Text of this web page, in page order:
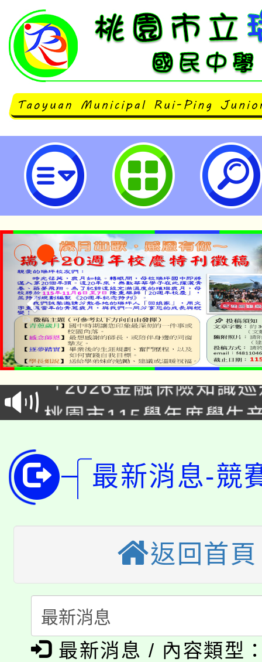
「2026世界機關王市賽」-桃園市
公告本校115學年度第
代理(課)教師甄選結果(
「2026金融保險知識
車」活動
桃園市115學年度學生
代理(課)教師甄選結果(
公告本校115學年度第
代理(課)教師甄選結果(
轉知中國文化大學推廣
《TA101》溝通分析基
程，歡迎學生輔導中心
心理、諮商輔導、社會
系所師生報名參加。
轉知苗栗縣政府辦理
縣市「校園短影音徵
門員」簡章及活動海報
踴躍報名參加。
桃園市115學年度學生
要點
「桃園市補助參觀特色
展演活動實施計畫」
115年度「教育部表揚
義教育推展貢獻獎」
公告本校115學年度第
最新消息-競
返回首頁
最新消息 / 內容類型